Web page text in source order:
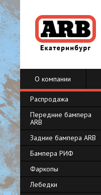
О компании
Распродажа
Передние бампера
ARB
Задние бампера ARB
Бампера РИФ
Фаркопы
Лебедки